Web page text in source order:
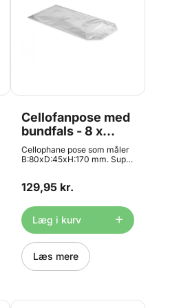
Cellofanpose med
bundfals - 8 x
17cm , 100 stk.
Cellophane pose som måler
B:80xD:45xH:170 mm. Super
Pakke med 100 stk. Egnet til
Materiale: OPP/Cellophane
Bånd og klistermærker
medfølger ikke.
129,95 kr.
Læg i kurv
Læs mere